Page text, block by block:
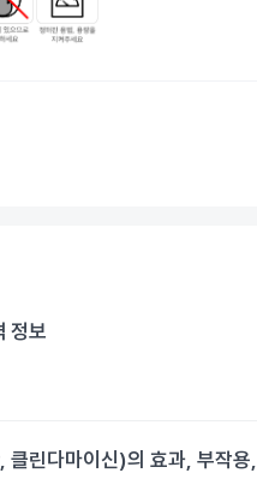
정보
클린다마이신)의 효과, 부작용,